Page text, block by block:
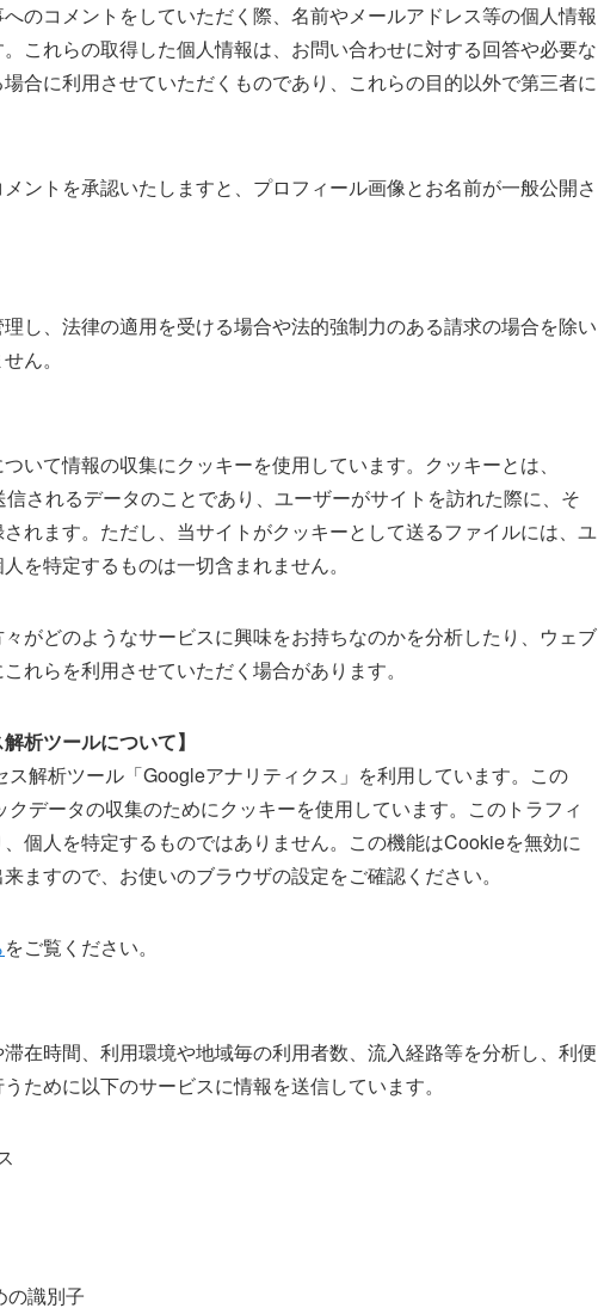
のコメントをしていただく際、名前やメールアドレス等の個人情報
これらの取得した個人情報は、お問い合わせに対する回答や必要な
合に利用させていただくものであり、これらの目的以外で第三者に
ントを承認いたしますと、プロフィール画像とお名前が一般公開さ
し、法律の適用を受ける場合や法的強制力のある請求の場合を除い
ん。
いて情報の収集にクッキーを使用しています。クッキーとは、
されるデータのことであり、ユーザーがサイトを訪れた際に、そ
れます。ただし、当サイトがクッキーとして送るファイルには、ユ
を特定するものは一切含まれません。
がどのようなサービスに興味をお持ちなのかを分析したり、ウェブ
れらを利用させていただく場合があります。
析ツールについて】
解析ツール「Googleアナリティクス」を利用しています。この
データの収集のためにクッキーを使用しています。このトラフィ
個人を特定するものではありません。この機能はCookieを無効に
ますので、お使いのブラウザの設定をご確認ください。
をご覧ください。
在時間、利用環境や地域毎の利用者数、流入経路等を分析し、利便
ために以下のサービスに情報を送信しています。
の識別子